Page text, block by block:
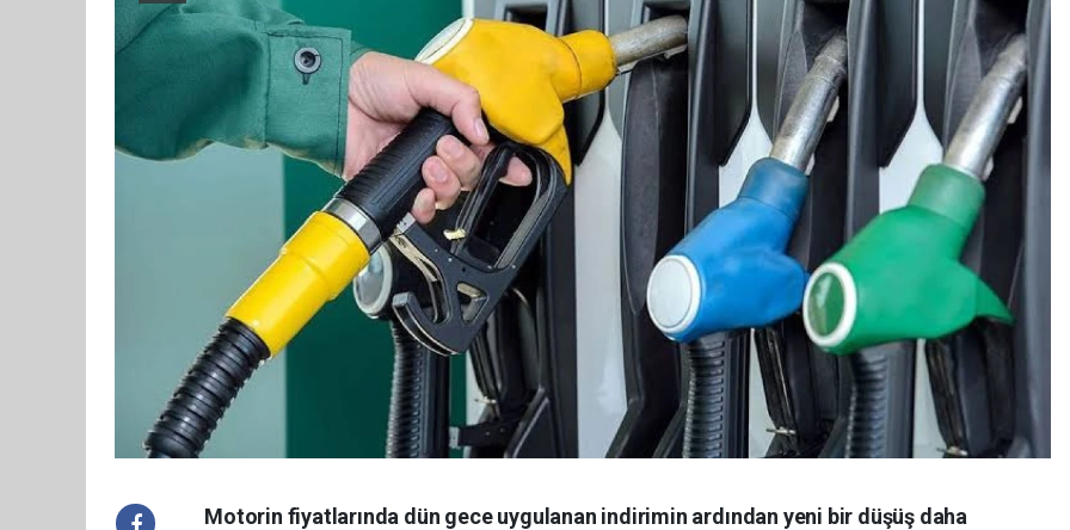
Motorin fiyatlarında dün gece uygulanan indirimin ardından yeni bir düşüş daha